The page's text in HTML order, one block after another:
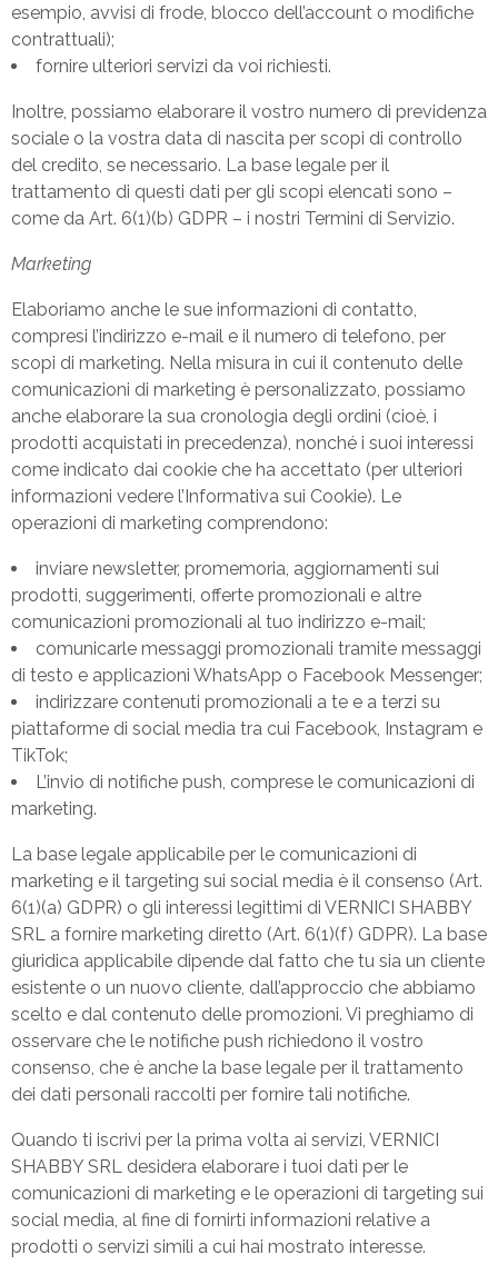
esempio, avvisi di frode, blocco dell’account o modifiche
contrattuali);
fornire ulteriori servizi da voi richiesti.
Inoltre, possiamo elaborare il vostro numero di previdenza
sociale o la vostra data di nascita per scopi di controllo
del credito, se necessario. La base legale per il
trattamento di questi dati per gli scopi elencati sono –
come da Art. 6(1)(b) GDPR – i nostri Termini di Servizio.
Marketing
Elaboriamo anche le sue informazioni di contatto,
compresi l’indirizzo e-mail e il numero di telefono, per
scopi di marketing. Nella misura in cui il contenuto delle
comunicazioni di marketing è personalizzato, possiamo
anche elaborare la sua cronologia degli ordini (cioè, i
prodotti acquistati in precedenza), nonché i suoi interessi
come indicato dai cookie che ha accettato (per ulteriori
informazioni vedere l’Informativa sui Cookie). Le
operazioni di marketing comprendono:
inviare newsletter, promemoria, aggiornamenti sui
prodotti, suggerimenti, offerte promozionali e altre
comunicazioni promozionali al tuo indirizzo e-mail;
comunicarle messaggi promozionali tramite messaggi
di testo e applicazioni WhatsApp o Facebook Messenger;
indirizzare contenuti promozionali a te e a terzi su
piattaforme di social media tra cui Facebook, Instagram e
TikTok;
L’invio di notifiche push, comprese le comunicazioni di
marketing.
La base legale applicabile per le comunicazioni di
marketing e il targeting sui social media è il consenso (Art.
6(1)(a) GDPR) o gli interessi legittimi di VERNICI SHABBY
SRL a fornire marketing diretto (Art. 6(1)(f) GDPR). La base
giuridica applicabile dipende dal fatto che tu sia un cliente
esistente o un nuovo cliente, dall’approccio che abbiamo
scelto e dal contenuto delle promozioni. Vi preghiamo di
osservare che le notifiche push richiedono il vostro
consenso, che è anche la base legale per il trattamento
dei dati personali raccolti per fornire tali notifiche.
Quando ti iscrivi per la prima volta ai servizi, VERNICI
SHABBY SRL desidera elaborare i tuoi dati per le
comunicazioni di marketing e le operazioni di targeting sui
social media, al fine di fornirti informazioni relative a
prodotti o servizi simili a cui hai mostrato interesse.